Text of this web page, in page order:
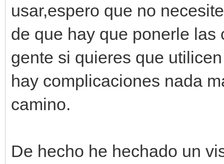
usar,espero que no
de que hay que ponerle
gente si quieres que
hay complicaciones nada
camino.
De hecho he hechado un